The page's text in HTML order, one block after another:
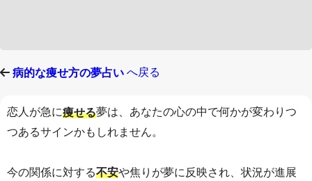
病的な痩せ方の夢占い へ戻る
恋人が急に痩せる夢は、あなたの心の中で何かが変わりつ
つあるサインかもしれません。
今の関係に対する不安や焦りが夢に反映され、状況が進展